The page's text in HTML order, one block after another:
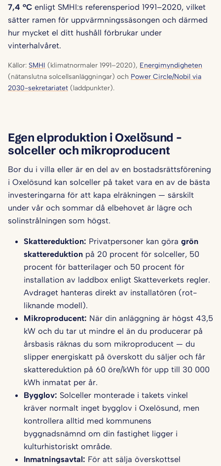
7,4 °C enligt SMHI:s referensperiod 1991–2020, vilket
sätter ramen för uppvärmningssäsongen och därmed
hur mycket el ditt hushåll förbrukar under
vinterhalvåret.
Källor: SMHI (klimatnormaler 1991–2020), Energimyndigheten
(nätanslutna solcellsanläggningar) och Power Circle/Nobil via
2030-sekretariatet (laddpunkter).
Egen elproduktion i Oxelösund –
solceller och mikroproducent
Bor du i villa eller är en del av en bostadsrättsförening
i Oxelösund kan solceller på taket vara en av de bästa
investeringarna för att kapa elräkningen — särskilt
under vår och sommar då elbehovet är lägre och
solinstrålningen som högst.
Skattereduktion: Privatpersoner kan göra grön
skattereduktion på 20 procent för solceller, 50
procent för batterilager och 50 procent för
installation av laddbox enligt Skatteverkets regler.
Avdraget hanteras direkt av installatören (rot-
liknande modell).
Mikroproducent: När din anläggning är högst 43,5
kW och du tar ut mindre el än du producerar på
årsbasis räknas du som mikroproducent — du
slipper energiskatt på överskott du säljer och får
skattereduktion på 60 öre/kWh för upp till 30 000
kWh inmatat per år.
Bygglov: Solceller monterade i takets vinkel
kräver normalt inget bygglov i Oxelösund, men
kontrollera alltid med kommunens
byggnadsnämnd om din fastighet ligger i
kulturhistoriskt område.
Inmatningsavtal: För att sälja överskottsel